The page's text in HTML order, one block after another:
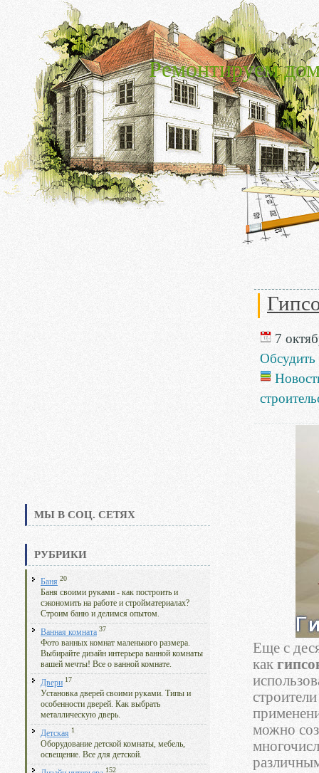
Ремонтируем
МЫ В СОЦ. СЕТЯХ
РУБРИКИ
Баня 20
Баня своими руками - как построить и
сэкономить на работе и стройматериалах?
Строим баню и делимся опытом.
Ванная комната 37
Фото ванных комнат маленького размера.
Выбирайте дизайн интерьера ванной комнаты
вашей мечты! Все о ванной комнате.
Двери 17
Установка дверей своими руками. Типы и
особенности дверей. Как выбрать
металлическую дверь.
Детская 1
Оборудование детской комнаты, мебель,
освещение. Все для детской.
152
7
Обсудить
Еще с
как
можно